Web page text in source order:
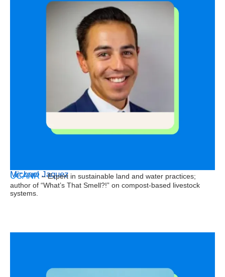
Michael Jaquez
UCANR – Expert in sustainable land and water practices;
author of “What’s That Smell?!” on compost-based livestock
systems.